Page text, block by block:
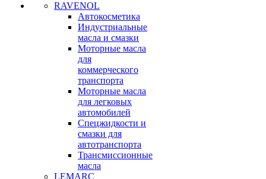
RAVENOL
Автокосметика
Индустриальные
масла и смазки
Моторные масла
для
коммерческого
транспорта
Моторные масла
для легковых
автомобилей
Спецжидкости и
смазки для
автотранспорта
Трансмиссионные
масла
LEMARC